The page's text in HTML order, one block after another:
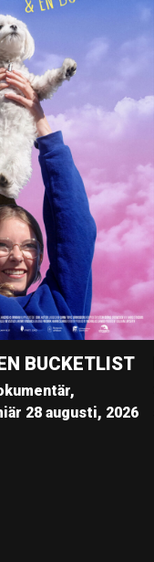
BUCKETLIST
28 augusti, 2026